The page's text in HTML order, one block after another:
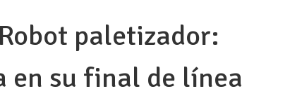
paletizador:
en su final de línea